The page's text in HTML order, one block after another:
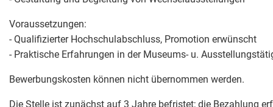
Voraussetzungen:
- Qualifizierter Hochschulabschluss, Promotion erwünscht
- Praktische Erfahrungen in der Museums- u.
Bewerbungskosten können nicht übernommen werden.
Die Stelle ist zunächst auf 3 Jahre befristet; die Bezahlung